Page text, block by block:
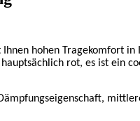
Ihnen hohen Tragekomfort
rot, es ist ein